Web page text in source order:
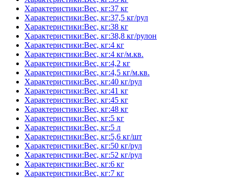
Характеристики:Вес, кг:37 кг
Характеристики:Вес, кг:37,5 кг/рул
Характеристики:Вес, кг:38 кг
Характеристики:Вес, кг:38,8 кг/рулон
Характеристики:Вес, кг:4 кг
Характеристики:Вес, кг:4 кг/м.кв.
Характеристики:Вес, кг:4,2 кг
Характеристики:Вес, кг:4,5 кг/м.кв.
Характеристики:Вес, кг:40 кг/рул
Характеристики:Вес, кг:41 кг
Характеристики:Вес, кг:45 кг
Характеристики:Вес, кг:48 кг
Характеристики:Вес, кг:5 кг
Характеристики:Вес, кг:5 л
Характеристики:Вес, кг:5,6 кг/шт
Характеристики:Вес, кг:50 кг/рул
Характеристики:Вес, кг:52 кг/рул
Характеристики:Вес, кг:6 кг
Характеристики:Вес, кг:7 кг